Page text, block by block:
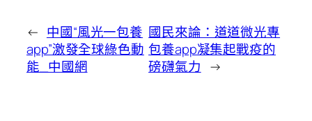
← 中國“風光一包養
app”激發全球綠色動
能_中國網
國民來論：道道微光專
包養app凝集起戰疫的
磅礴氣力 →